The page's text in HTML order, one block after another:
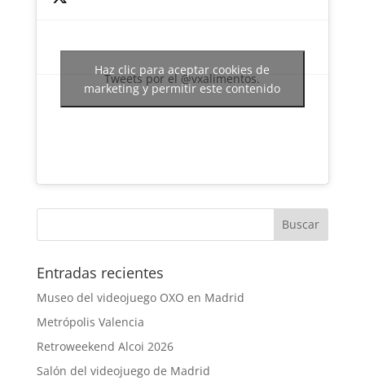
Tweets por el @vxalimentos.
Haz clic para aceptar cookies de
marketing y permitir este contenido
Entradas recientes
Museo del videojuego OXO en Madrid
Metrópolis Valencia
Retroweekend Alcoi 2026
Salón del videojuego de Madrid